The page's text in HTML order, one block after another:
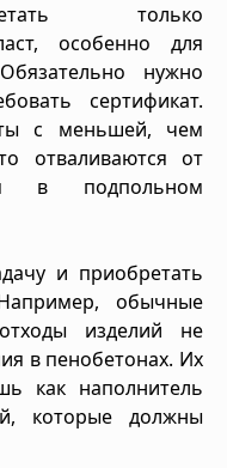
только
особенно для
нужно
сертификат.
с меньшей, чем
отваливаются от
в подпольном
и приобретать
обычные
изделий не
в пенобетонах. Их
как наполнитель
которые должны